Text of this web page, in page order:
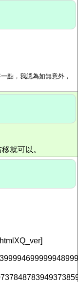
點，我認為如無意外，
就可以。